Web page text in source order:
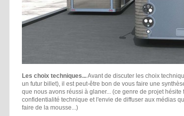
Les choix techniques...Avant de discuter les choix
un futur billet), il est peut-être bon de vous faire une
que nous avons réussi à glaner... (ce genre de projet hésite
confidentialité technique et l'envie de diffuser aux médias
faire de la mousse...)